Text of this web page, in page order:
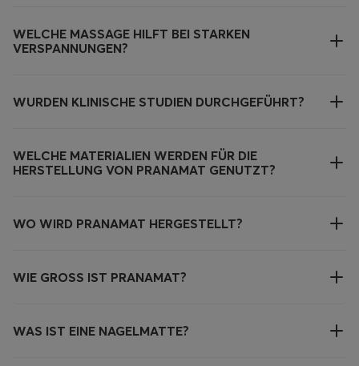
WELCHE MASSAGE HILFT BEI STARKEN
VERSPANNUNGEN?
WURDEN KLINISCHE STUDIEN DURCHGEFÜHRT?
WELCHE MATERIALIEN WERDEN FÜR DIE
HERSTELLUNG VON PRANAMAT GENUTZT?
WO WIRD PRANAMAT HERGESTELLT?
WIE GROSS IST PRANAMAT?
WAS IST EINE NAGELMATTE?